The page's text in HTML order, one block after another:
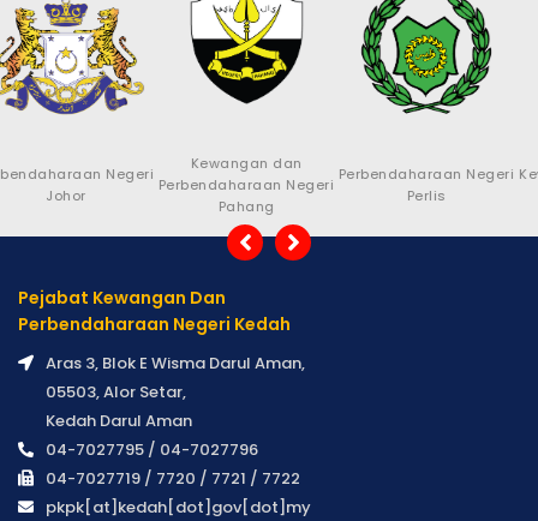
Negeri
Kewangan dan
Perbendaharaan Negeri
Perbendaharaan Negeri Kewangan
Pejabat Kewangan Dan
Perbendaharaan Negeri Kedah
Aras 3, Blok E Wisma Darul Aman,
05503, Alor Setar,
Kedah Darul Aman
04-7027795 / 04-7027796
04-7027719 / 7720 / 7721 / 7722
pkpk[at]kedah[dot]gov[dot]my